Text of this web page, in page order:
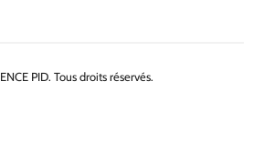
PID. Tous droits réservés.